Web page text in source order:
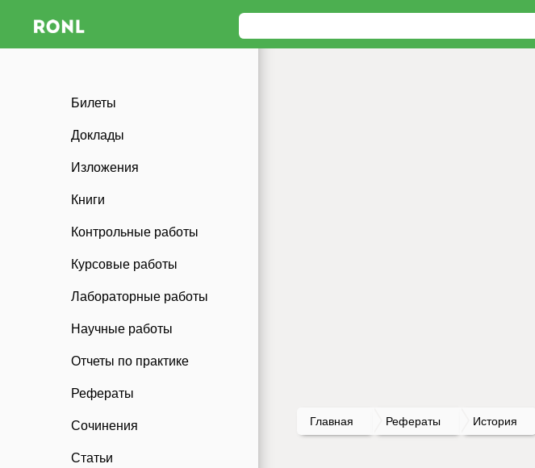
Билеты
Доклады
Изложения
Книги
Контрольные работы
Курсовые работы
Лабораторные работы
Научные работы
Отчеты по практике
Рефераты
Сочинения
Статьи
Главная Рефераты История